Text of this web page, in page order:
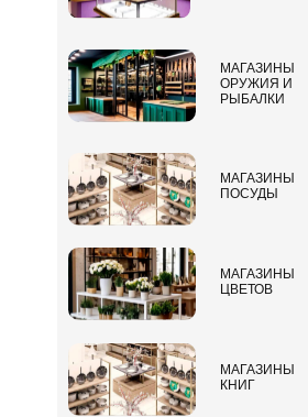
МАГАЗИНЫ
ОРУЖИЯ И
РЫБАЛКИ
МАГАЗИНЫ
ПОСУДЫ
МАГАЗИНЫ
ЦВЕТОВ
МАГАЗИНЫ
КНИГ